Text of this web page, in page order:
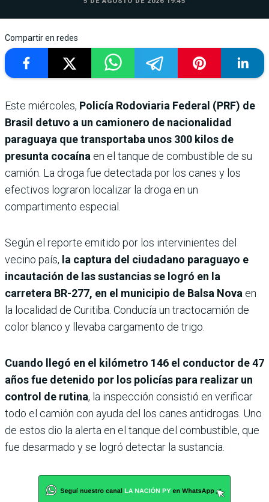
Compartir en redes
Este miércoles, Policía Rodoviaria Federal (PRF) de
Brasil detuvo a un camionero de nacionalidad
paraguaya que transportaba unos 300 kilos de
presunta cocaína en el tanque de combustible de su
camión. La droga fue detectada por los canes y los
efectivos lograron localizar la droga en un
compartimento especial.
Según el reporte emitido por los intervinientes del
vecino país, la captura del ciudadano paraguayo e
incautación de las sustancias se logró en la
carretera BR-277, en el municipio de Balsa Nova en
la localidad de Curitiba. Conducía un tractocamión de
color blanco y llevaba cargamento de trigo.
Cuando llegó en el kilómetro 146 el conductor de 47
años fue detenido por los policías para realizar un
control de rutina, la inspección consistió en verificar
todo el camión con ayuda del los canes antidrogas. Uno
de estos dio la alerta en el tanque del combustible, que
fue desarmado y se logró detectar la sustancia.